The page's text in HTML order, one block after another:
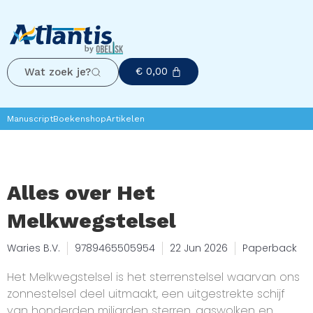
Wat zoek je? € 0,00
ManuscriptBoekenshopArtikelen
Alles over Het
Melkwegstelsel
Waries B.V. 9789465505954 22 Jun 2026 Paperback
Het Melkwegstelsel is het sterrenstelsel waarvan ons
zonnestelsel deel uitmaakt, een uitgestrekte schijf